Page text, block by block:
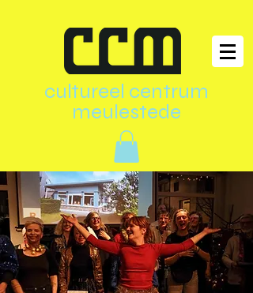
cultureel centrum
meulestede